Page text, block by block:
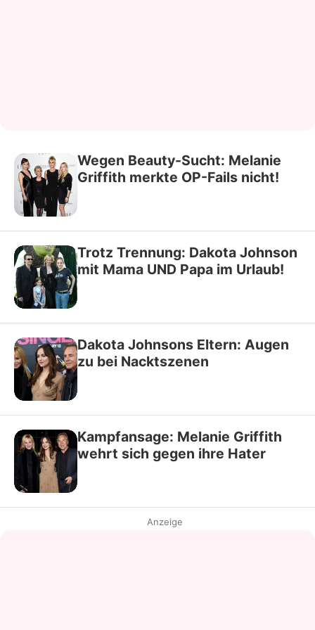
Wegen Beauty-Sucht: Melanie
Griffith merkte OP-Fails nicht!
Trotz Trennung: Dakota Johnson
mit Mama UND Papa im Urlaub!
Dakota Johnsons Eltern: Augen
zu bei Nacktszenen
Kampfansage: Melanie Griffith
wehrt sich gegen ihre Hater
Anzeige